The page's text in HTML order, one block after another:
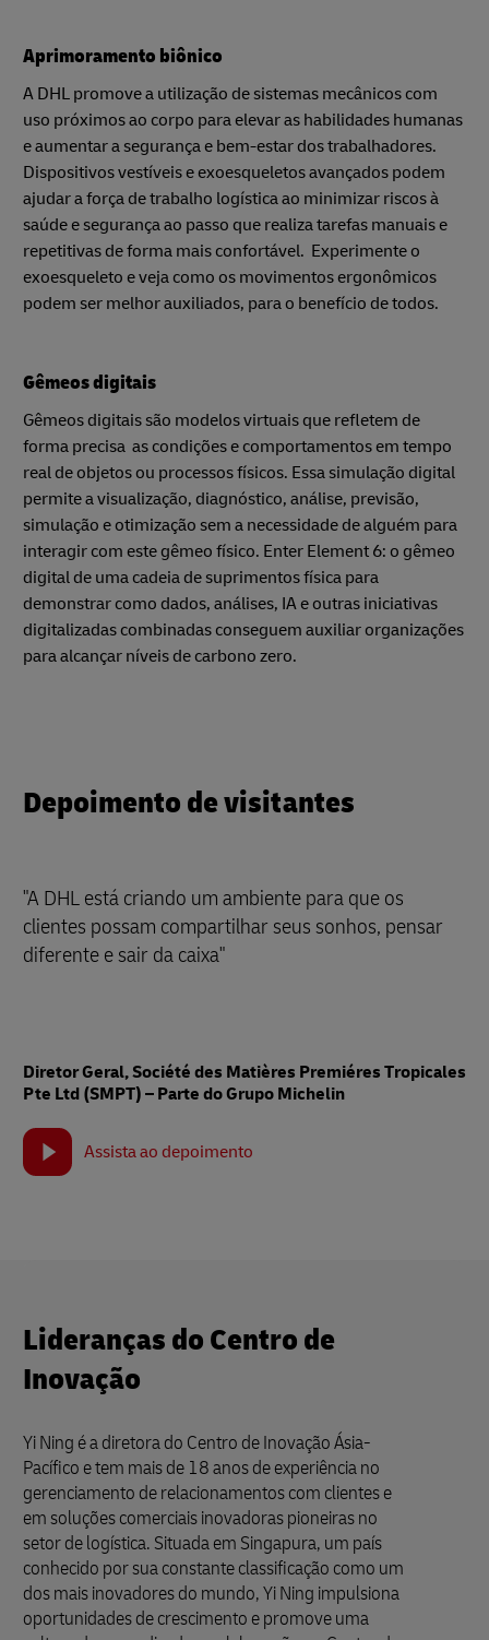
Aprimoramento biônico
A DHL promove a utilização de sistemas mecânicos com
uso próximos ao corpo para elevar as habilidades humanas
e aumentar a segurança e bem-estar dos trabalhadores.
Dispositivos vestíveis e exoesqueletos avançados podem
ajudar a força de trabalho logística ao minimizar riscos à
saúde e segurança ao passo que realiza tarefas manuais e
repetitivas de forma mais confortável. Experimente o
exoesqueleto e veja como os movimentos ergonômicos
podem ser melhor auxiliados, para o benefício de todos.
Gêmeos digitais
Gêmeos digitais são modelos virtuais que refletem de
forma precisa as condições e comportamentos em tempo
real de objetos ou processos físicos. Essa simulação digital
permite a visualização, diagnóstico, análise, previsão,
simulação e otimização sem a necessidade de alguém para
interagir com este gêmeo físico. Enter Element 6: o gêmeo
digital de uma cadeia de suprimentos física para
demonstrar como dados, análises, IA e outras iniciativas
digitalizadas combinadas conseguem auxiliar organizações
para alcançar níveis de carbono zero.
Depoimento de visitantes
"A DHL está criando um ambiente para que os
clientes possam compartilhar seus sonhos, pensar
diferente e sair da caixa"
Diretor Geral, Société des Matières Premiéres Tropicales
Pte Ltd (SMPT) – Parte do Grupo Michelin
Assista ao depoimento
Lideranças do Centro de
Inovação
Yi Ning é a diretora do Centro de Inovação Ásia-
Pacífico e tem mais de 18 anos de experiência no
gerenciamento de relacionamentos com clientes e
em soluções comerciais inovadoras pioneiras no
setor de logística. Situada em Singapura, um país
conhecido por sua constante classificação como um
dos mais inovadores do mundo, Yi Ning impulsiona
oportunidades de crescimento e promove uma